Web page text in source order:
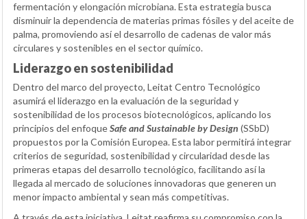
fermentación y elongación microbiana. Esta estrategia busca
disminuir la dependencia de materias primas fósiles y del aceite de
palma, promoviendo así el desarrollo de cadenas de valor más
circulares y sostenibles en el sector químico.
Liderazgo en sostenibilidad
Dentro del marco del proyecto, Leitat Centro Tecnológico
asumirá el liderazgo en la evaluación de la seguridad y
sostenibilidad de los procesos biotecnológicos, aplicando los
principios del enfoqueSafe and Sustainable by Design (SSbD)
propuestos por la Comisión Europea. Esta labor permitirá integrar
criterios de seguridad, sostenibilidad y circularidad desde las
primeras etapas del desarrollo tecnológico, facilitando así la
llegada al mercado de soluciones innovadoras que generen un
menor impacto ambiental y sean más competitivas.